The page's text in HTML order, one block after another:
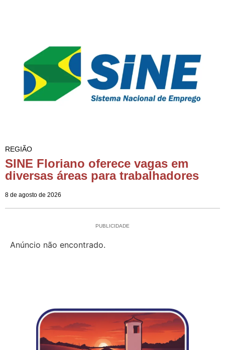
REGIÃO
SINE Floriano oferece vagas em
diversas áreas para trabalhadores
8 de agosto de 2026
PUBLICIDADE
Anúncio não encontrado.